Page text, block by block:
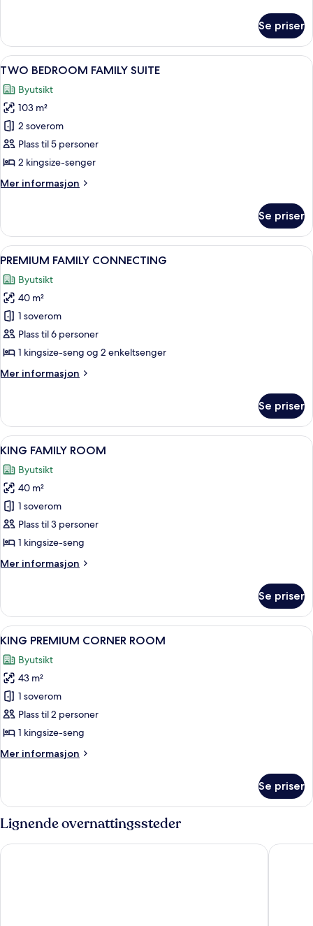
With
Lounge
Access
Executive
Room
With
Access
Se priser
Åpne
alle
bildene
av
TWO
BEDROOM
FAMILY
9
TWO BEDROOM FAMILY SUITE
Byutsikt
103 m²
2 soverom
Plass til 5 personer
2 kingsize-senger
Mer informasjon
Mer
BEDROOM
FAMILY
SUITE
Se priser
Åpne
alle
bildene
av
PREMIUM
FAMILY
CONNECTING
Sengetøy av topp kvalitet,
7
PREMIUM FAMILY CONNECTING
Byutsikt
40 m²
1 soverom
Plass til 6 personer
1 kingsize-seng og 2 enkeltsenger
Mer informasjon
Mer
FAMILY
CONNECTING
Se priser
Åpne
alle
bildene
av
KING
FAMILY
ROOM
Sengetøy av topp kvalitet,
8
KING FAMILY ROOM
Byutsikt
40 m²
1 soverom
Plass til 3 personer
1 kingsize-seng
Mer informasjon
Mer
FAMILY
ROOM
Se priser
Åpne
alle
bildene
av
KING
PREMIUM
CORNER
KING PREMIUM CORNER ROOM |
7
KING PREMIUM CORNER ROOM
Byutsikt
43 m²
1 soverom
Plass til 2 personer
1 kingsize-seng
Mer informasjon
Mer
PREMIUM
ROOM
Se priser
Lignende overnattingssteder
Swissotel The Stamford, Singapore Pan